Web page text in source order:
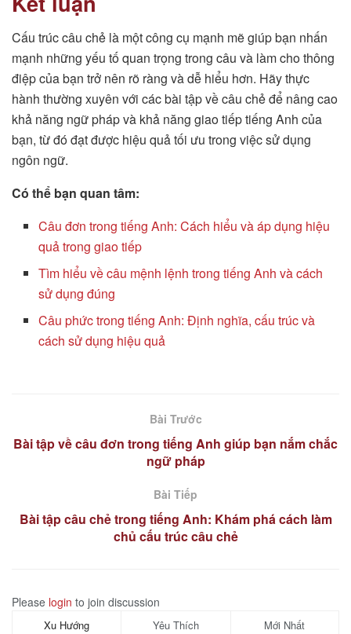
Cấu trúc câu chẻ là một công cụ mạnh mẽ giúp bạn nhấn
mạnh những yếu tố quan trọng trong câu và làm cho thông
điệp của bạn trở nên rõ ràng và dễ hiểu hơn. Hãy thực
hành thường xuyên với các bài tập về câu chẻ để nâng cao
khả năng ngữ pháp và khả năng giao tiếp tiếng Anh của
bạn, từ đó đạt được hiệu quả tối ưu trong việc sử dụng
ngôn ngữ.
Có thể bạn quan tâm:
Câu đơn trong tiếng Anh: Cách hiểu và áp dụng hiệu
quả trong giao tiếp
Tìm hiểu về câu mệnh lệnh trong tiếng Anh và cách
sử dụng đúng
Câu phức trong tiếng Anh: Định nghĩa, cấu trúc và
cách sử dụng hiệu quả
Bài Trước
Bài tập về câu đơn trong tiếng Anh giúp bạn nắm chắc
ngữ pháp
Bài Tiếp
Bài tập câu chẻ trong tiếng Anh: Khám phá cách làm
chủ cấu trúc câu chẻ
Please login to join discussion
Xu Hướng Yêu Thích Mới Nhất